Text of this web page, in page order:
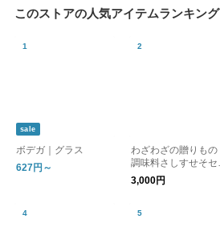
このストアの人気アイテムランキング
sale
ボデガ｜グラス
627円～
わざわざの贈りもの
調味料さしすせそセ
ト【ギフト】
3,000円